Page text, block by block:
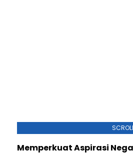
Memperkuat Aspirasi